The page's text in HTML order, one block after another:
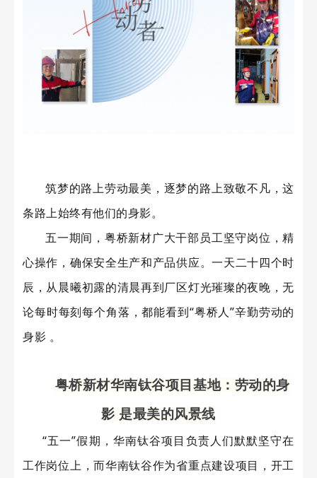
筑梦的路上劳动最美，逐梦的路上致敬不凡，这
条路上始终有他们的身影。
五一期间，粤桥新材广大干部员工坚守岗位，精
心操作，确保安全生产和产品供应。一天二十四个时
辰，从晨曦初露的清晨再到厂区灯光璀璨的夜晚，无
论每时每刻每个角落，都能看到“粤桥人”辛勤劳动的
身影 。
粤桥新材华南钛谷项目基地： 劳动的身
影 是最美的风景线
“五一”假期，华南钛谷项目负责人们默默坚守在
工作岗位上，而华南钛谷作为省重点建设项目，开工